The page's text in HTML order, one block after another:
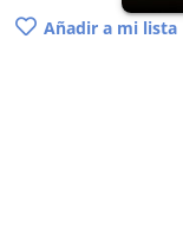
Añadir a mi lista